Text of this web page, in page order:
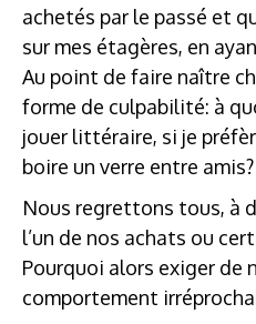
achetés par le passé et
sur mes étagères, en
Au point de faire naître
forme de culpabilité: à
jouer littéraire, si je
boire un verre entre amis?
Nous regrettons tous, à
l’un de nos achats ou
Pourquoi alors exiger de
comportement